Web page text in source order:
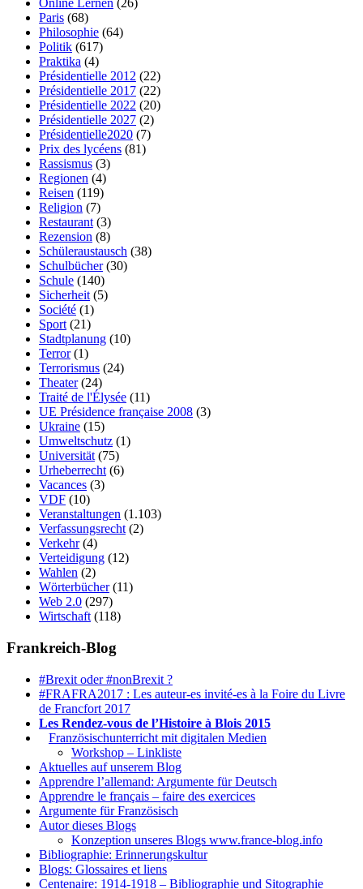
Online Lernen (26)
Paris (68)
Philosophie (64)
Politik (617)
Praktika (4)
Présidentielle 2012 (22)
Présidentielle 2017 (22)
Présidentielle 2022 (20)
Présidentielle 2027 (2)
Présidentielle2020 (7)
Prix des lycéens (81)
Rassismus (3)
Regionen (4)
Reisen (119)
Religion (7)
Restaurant (3)
Rezension (8)
Schüleraustausch (38)
Schulbücher(30)
Schule (140)
Sicherheit (5)
Société (1)
Sport (21)
Stadtplanung (10)
Terror(1)
Terrorismus (24)
Theater(24)
Traité de l'Élysée (11)
UE Présidence française 2008 (3)
Ukraine (15)
Umweltschutz (1)
Universität (75)
Urheberrecht (6)
Vacances (3)
VDF (10)
Veranstaltungen (1.103)
Verfassungsrecht (2)
Verkehr(4)
Verteidigung (12)
Wahlen (2)
Wörterbücher(11)
Web 2.0 (297)
Wirtschaft (118)
Frankreich-Blog
#Brexit oder #nonBrexit ?
#FRAFRA2017 : Les auteur-es invité-es à la Foire du Livre
de Francfort 2017
Les Rendez-vous de l’Histoire à Blois 2015
Französischunterricht mit digitalen Medien
Workshop – Linkliste
Aktuelles auf unserem Blog
Apprendre l’allemand: Argumente für Deutsch
Apprendre le français – faire des exercices
Argumente für Französisch
Autor dieses Blogs
Konzeption unseres Blogs www.france-blog.info
Bibliographie: Erinnerungskultur
Blogs: Glossaires et liens
Centenaire: 1914-1918 – Bibliographie und Sitographie